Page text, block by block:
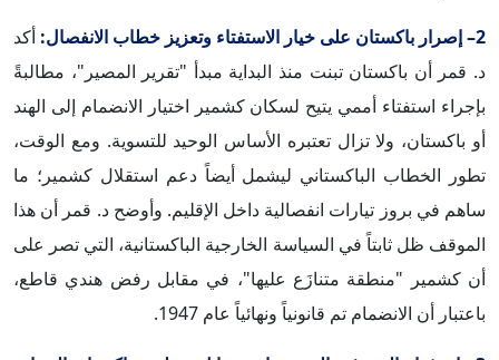
2– إصرار باكستان على خيار الاستفتاء وتعزيز خطاب الانفصال:
أكد
د. قمر أن باكستان تبنت منذ البداية مبدأ "تقرير المصير"، مطالبةً
بإجراء استفتاء أممي يتيح لسكان كشمير اختيار الانضمام إلى الهند
أو باكستان، ولا تزال تعتبره الأساس الوحيد للتسوية. ومع الوقت،
تطور الخطاب الباكستاني ليشمل أيضاً دعم استقلال كشمير؛ ما
ساهم في بروز تيارات انفصالية داخل الإقليم. وأوضح د. قمر أن هذا
الموقف ظل ثابتاً في السياسة الخارجية الباكستانية، التي تصر على
أن كشمير "منطقة متنازَع عليها"، في مقابل رفض هندي قاطع،
باعتبار أن الانضمام تم قانونياً ونهائياً عام 1947.